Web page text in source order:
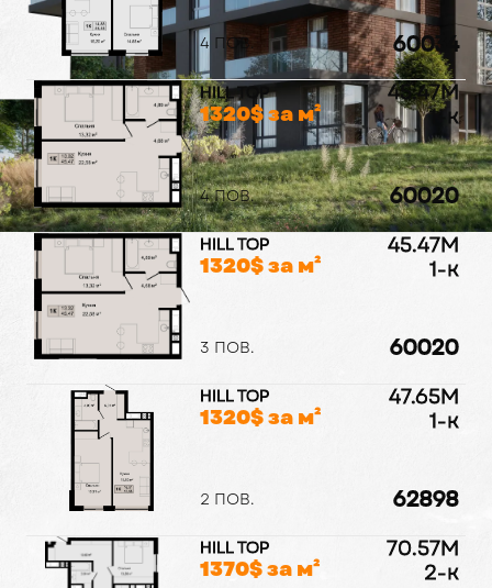
4 ПОВ. 60034
HILL TOP
1320$ за м²
45.47M
1-к
4 ПОВ. 60020
HILL TOP
1320$ за м²
45.47M
1-к
3 ПОВ. 60020
HILL TOP
1320$ за м²
47.65M
1-к
2 ПОВ. 62898
HILL TOP
1370$ за м²
70.57M
2-к